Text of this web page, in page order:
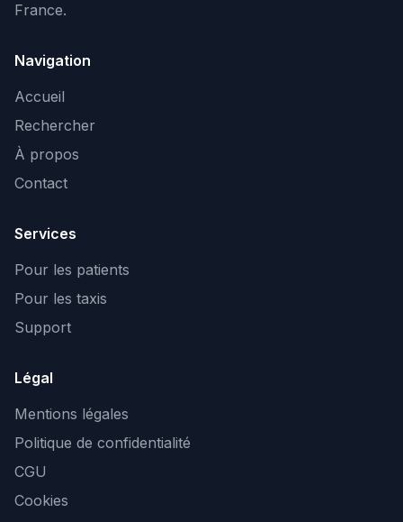
France.
Navigation
Accueil
Rechercher
À propos
Contact
Services
Pour les patients
Pour les taxis
Support
Légal
Mentions légales
Politique de confidentialité
CGU
Cookies